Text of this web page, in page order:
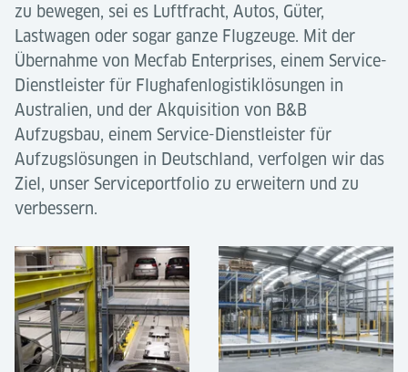
zu bewegen, sei es Luftfracht, Autos, Güter,
Lastwagen oder sogar ganze Flugzeuge. Mit der
Übernahme von Mecfab Enterprises, einem Service-
Dienstleister für Flughafenlogistiklösungen in
Australien, und der Akquisition von B&B
Aufzugsbau, einem Service-Dienstleister für
Aufzugslösungen in Deutschland, verfolgen wir das
Ziel, unser Serviceportfolio zu erweitern und zu
verbessern.